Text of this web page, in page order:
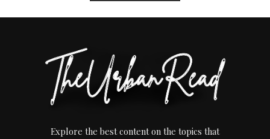
Explore the best content on the topics that